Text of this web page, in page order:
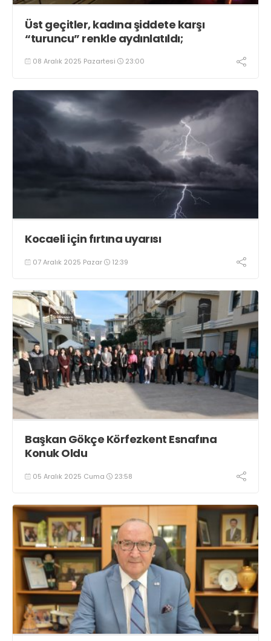
Üst geçitler, kadına şiddete karşı
“turuncu” renkle aydınlatıldı;
08 Aralık 2025 Pazartesi 23:00
Kocaeli için fırtına uyarısı
07 Aralık 2025 Pazar 12:39
Başkan Gökçe Körfezkent Esnafına
Konuk Oldu
05 Aralık 2025 Cuma 23:58